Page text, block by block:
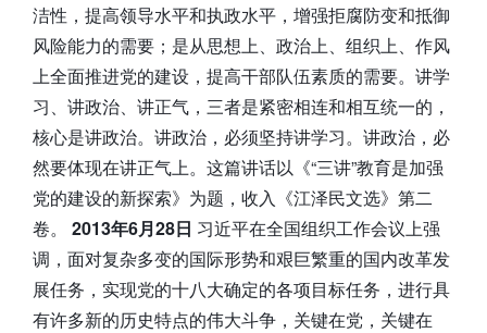
洁性，提高领导水平和执政水平，增强拒腐防变和抵御
风险能力的需要；是从思想上、政治上、组织上、作风
上全面推进党的建设，提高干部队伍素质的需要。讲学
习、讲政治、讲正气，三者是紧密相连和相互统一的，
核心是讲政治。讲政治，必须坚持讲学习。讲政治，必
然要体现在讲正气上。这篇讲话以《“三讲”教育是加强
党的建设的新探索》为题，收入《江泽民文选》第二
卷。 2013年6月28日 习近平在全国组织工作会议上强
调，面对复杂多变的国际形势和艰巨繁重的国内改革发
展任务，实现党的十八大确定的各项目标任务，进行具
有许多新的历史特点的伟大斗争，关键在党，关键在